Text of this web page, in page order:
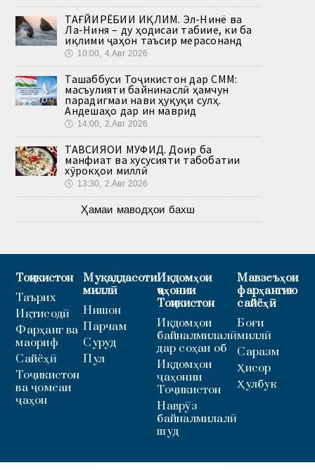
ТАҒЙИРЁБИИ ИҚЛИМ. Эл-Нинё ва
Ла-Ниня – ду ҳодисаи табиие, ки ба
иқлими ҷаҳон таъсир мерасонанд
🕔 10:00, 4.Авг 2026
Ташаббуси Тоҷикистон дар СММ:
масъулияти байнинаслӣ ҳамчун
парадигмаи нави ҳуқуқи сулҳ.
Андешаҳо дар ин маврид
🕔 14:00, 2.Авг 2026
ТАВСИЯҲОИ МУФИД. Доир ба
манфиат ва хусусияти табобатии
хӯрокҳои миллӣ
🕔 13:30, 2.Авг 2026
Ҳамаи маводҳои бахш
Тоҷикистон
Таърих
Иқтисодӣ
Фарҳанг ва
маориф
Сайёҳӣ
Тоҷикистон
ва ҷомеаи
ҷаҳон
Муқаддасоти
миллӣ
Нишон
Парчам
Суруд
Пул
Иқдомҳои
ҷаҳонии
Тоҷикистон
Иқдомҳои
байналмилалӣ
дар соҳаи об
Иқдомҳои
ҷаҳонии
Тоҷикистон
Наврӯз
байналмилалӣ
шуд
Мавзеъҳои
фарҳангию
сайёҳӣ
Боғи
миллӣ
Саразм
Ҳисор
Ҳулбук